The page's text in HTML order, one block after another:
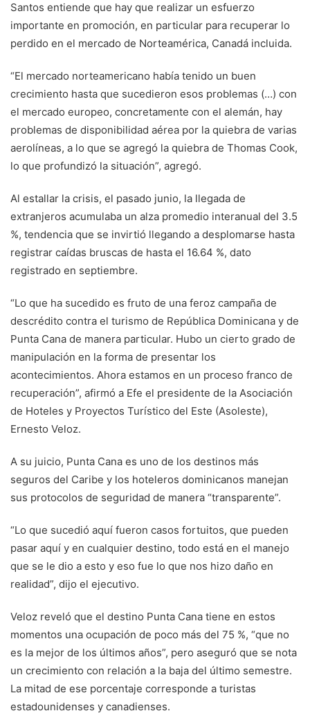
Santos entiende que hay que realizar un esfuerzo
importante en promoción, en particular para recuperar lo
perdido en el mercado de Norteamérica, Canadá incluida.
“El mercado norteamericano había tenido un buen
crecimiento hasta que sucedieron esos problemas (…) con
el mercado europeo, concretamente con el alemán, hay
problemas de disponibilidad aérea por la quiebra de varias
aerolíneas, a lo que se agregó la quiebra de Thomas Cook,
lo que profundizó la situación”, agregó.
Al estallar la crisis, el pasado junio, la llegada de
extranjeros acumulaba un alza promedio interanual del 3.5
%, tendencia que se invirtió llegando a desplomarse hasta
registrar caídas bruscas de hasta el 16.64 %, dato
registrado en septiembre.
“Lo que ha sucedido es fruto de una feroz campaña de
descrédito contra el turismo de República Dominicana y de
Punta Cana de manera particular. Hubo un cierto grado de
manipulación en la forma de presentar los
acontecimientos. Ahora estamos en un proceso franco de
recuperación”, afirmó a Efe el presidente de la Asociación
de Hoteles y Proyectos Turístico del Este (Asoleste),
Ernesto Veloz.
A su juicio, Punta Cana es uno de los destinos más
seguros del Caribe y los hoteleros dominicanos manejan
sus protocolos de seguridad de manera “transparente”.
“Lo que sucedió aquí fueron casos fortuitos, que pueden
pasar aquí y en cualquier destino, todo está en el manejo
que se le dio a esto y eso fue lo que nos hizo daño en
realidad”, dijo el ejecutivo.
Veloz reveló que el destino Punta Cana tiene en estos
momentos una ocupación de poco más del 75 %, “que no
es la mejor de los últimos años”, pero aseguró que se nota
un crecimiento con relación a la baja del último semestre.
La mitad de ese porcentaje corresponde a turistas
estadounidenses y canadienses.